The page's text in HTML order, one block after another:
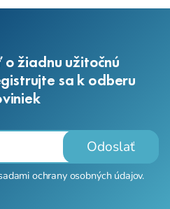
žiadnu užitočnú
sa k odberu
Odoslať
ochrany osobných údajov.